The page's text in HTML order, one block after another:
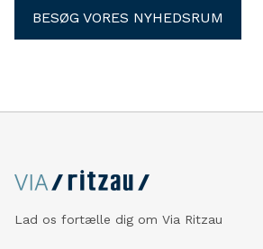
BESØG VORES NYHEDSRUM
Lad os fortælle dig om Via Ritzau